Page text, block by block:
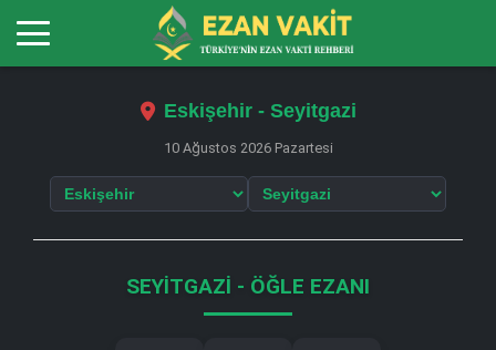
Eskişehir - Seyitgazi
10 Ağustos 2026 Pazartesi
SEYITGAZI - ÖĞLE EZANI